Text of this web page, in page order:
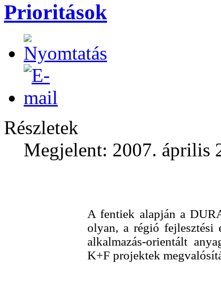
Prioritások
Részletek
Megjelent: 2007. április
A fentiek alapján a
olyan, a régió fejlesztési
alkalmazás-orientált
K+F projektek